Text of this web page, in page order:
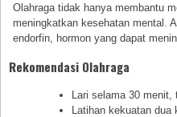
Olahraga tidak hanya membantu
meningkatkan kesehatan mental.
endorfin, hormon yang dapat
Rekomendasi Olahraga
Lari selama 30
Latihan kekuatan